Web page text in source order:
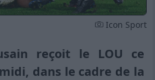
Icon Sport
reçoit le LOU ce
dans le cadre de la